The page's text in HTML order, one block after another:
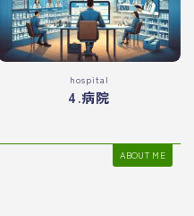
hospital
4.病院
ABOUT ME